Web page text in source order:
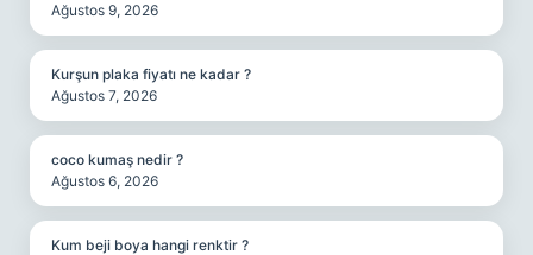
Ağustos 9, 2026
Kurşun plaka fiyatı ne kadar ?
Ağustos 7, 2026
coco kumaş nedir ?
Ağustos 6, 2026
Kum beji boya hangi renktir ?